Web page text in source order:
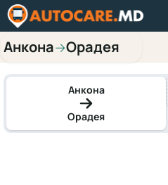
Анкона→Орадея
Анкона
Орадея